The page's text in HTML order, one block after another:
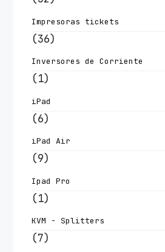
Impresoras tickets
(36)
Inversores de Corriente
(1)
iPad
(6)
iPad Air
(9)
Ipad Pro
(1)
KVM - Splitters
(7)